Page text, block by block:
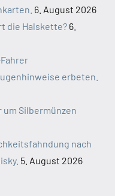
6. August 2026
die Halskette? 6.
erbeten.
um Silbermünzen
nach
5. August 2026